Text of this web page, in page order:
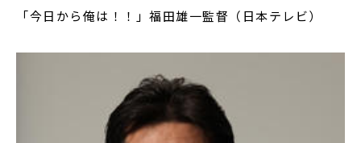
「今日から俺は！！」福田雄一監督（日本テレビ）